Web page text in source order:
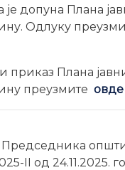
допуна Плана
Одлуку
приказ Плана
преузмите овде
II од 24.11.2025.